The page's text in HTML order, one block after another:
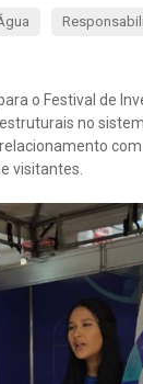
o Festival de
no
visitantes.